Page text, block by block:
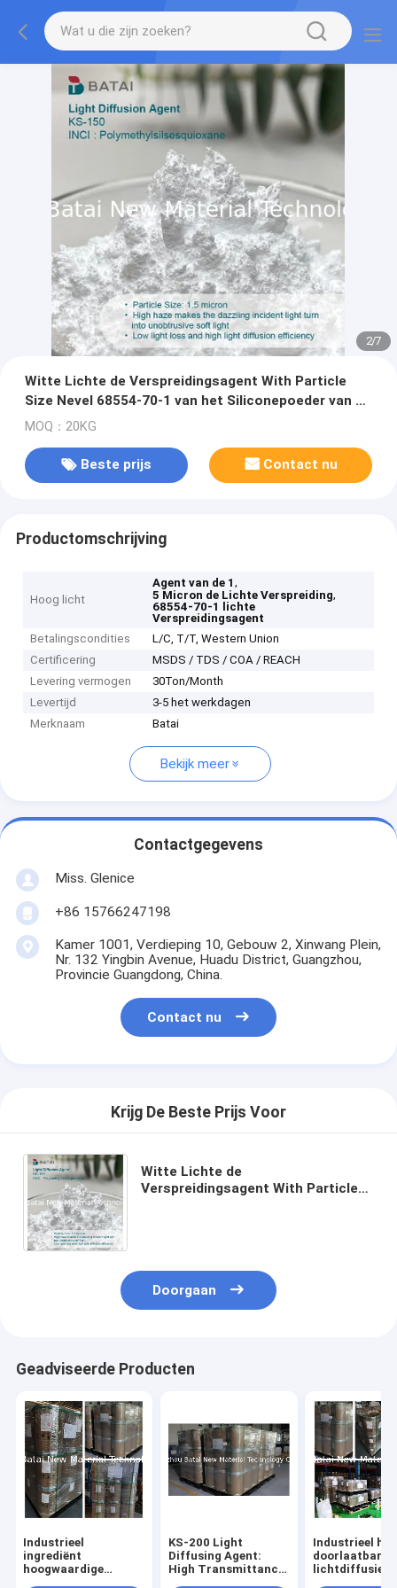
2/7
Witte Lichte de Verspreidingsagent With Particle
Size Nevel 68554-70-1 van het Siliconepoeder van de
1,5 Micronverhoging
MOQ：20KG
Beste prijs Contact nu
Productomschrijving
Hoog licht
Agent van de 1,
5 Micron de Lichte Verspreiding,
68554-70-1 lichte
Verspreidingsagent
Betalingscondities
L/C, T/T, Western Union
Certificering
MSDS / TDS / COA / REACH
Levering vermogen
30Ton/Month
Levertijd
3-5 het werkdagen
Merknaam
Batai
Bekijk meer
Contactgegevens
Miss. Glenice
+86 15766247198
Kamer 1001, Verdieping 10, Gebouw 2, Xinwang Plein,
Nr. 132 Yingbin Avenue, Huadu District, Guangzhou,
Provincie Guangdong, China.
Contact nu
Krijg De Beste Prijs Voor
Witte Lichte de
Verspreidingsagent With Particle
Doorgaan
Geadviseerde Producten
Industrieel
ingrediënt
hoogwaardige
KS-200 Light
Diffusing Agent:
High Transmittance,
Industrieel
doorlaatbare